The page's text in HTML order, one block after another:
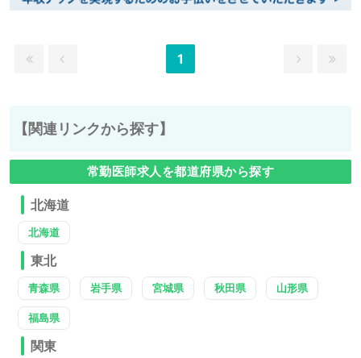
1
【関連リンクから探す】
常勤医師求人を都道府県から探す
北海道
北海道
東北
青森県 岩手県 宮城県 秋田県 山形県
福島県
関東